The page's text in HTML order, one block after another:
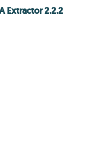
Extractor 2.2.2